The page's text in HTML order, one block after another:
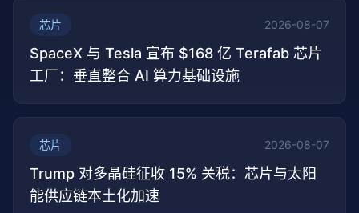
芯片 2026-08-07
SpaceX 与 Tesla 宣布 $168 亿 Terafab 芯片
工厂：垂直整合 AI 算力基础设施
芯片 2026-08-07
Trump 对多晶硅征收 15% 关税：芯片与太阳
能供应链本土化加速